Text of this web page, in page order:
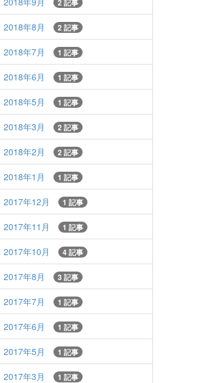
2 記事
2018年8月 2 記事
2018年7月 1 記事
2018年6月 1 記事
2018年5月 1 記事
2018年3月 2 記事
2018年2月 2 記事
2018年1月 1 記事
2017年12月 1 記事
2017年11月 1 記事
2017年10月 4 記事
2017年8月 3 記事
2017年7月 1 記事
2017年6月 1 記事
2017年5月 1 記事
2017年3月 1 記事